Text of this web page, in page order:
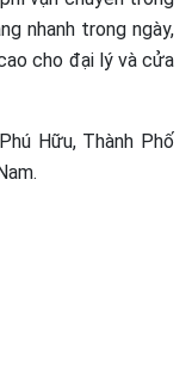
nhanh trong ngày,
cho đại lý và cửa
Hữu, Thành Phố